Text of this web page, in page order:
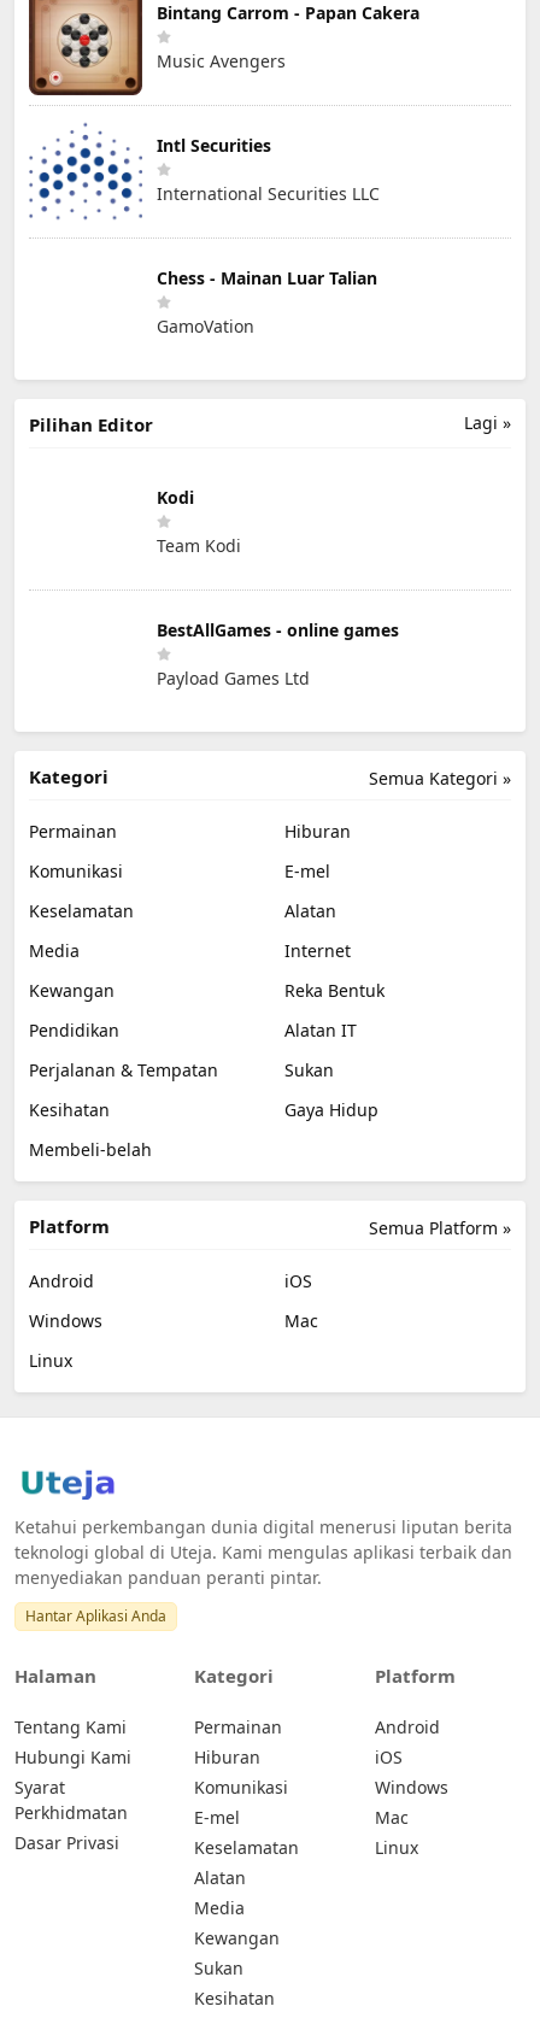
Bintang Carrom - Papan Cakera
Music Avengers
Intl Securities
International Securities LLC
Chess - Mainan Luar Talian
GamoVation
Lagi »
Pilihan Editor
Kodi
Team Kodi
BestAllGames - online games
Payload Games Ltd
Semua Kategori »
Kategori
Permainan
Hiburan
Komunikasi
E-mel
Keselamatan
Alatan
Media
Internet
Kewangan
Reka Bentuk
Pendidikan
Alatan IT
Perjalanan & Tempatan
Sukan
Kesihatan
Gaya Hidup
Membeli-belah
Semua Platform »
Platform
Android
iOS
Windows
Mac
Linux
Ketahui perkembangan dunia digital menerusi liputan berita
teknologi global di Uteja. Kami mengulas aplikasi terbaik dan
menyediakan panduan peranti pintar.
Hantar Aplikasi Anda
Halaman
Tentang Kami
Hubungi Kami
Syarat
Perkhidmatan
Dasar Privasi
Kategori
Permainan
Hiburan
Komunikasi
E-mel
Keselamatan
Alatan
Media
Kewangan
Sukan
Kesihatan
Platform
Android
iOS
Windows
Mac
Linux